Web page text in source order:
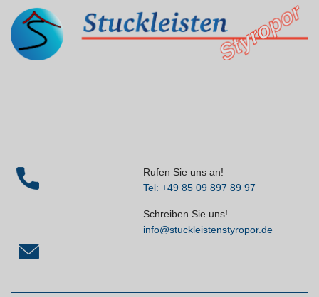
Rufen Sie uns an!
Tel: +49 85 09 897 89 97
Schreiben Sie uns!
info@stuckleistenstyropor.de